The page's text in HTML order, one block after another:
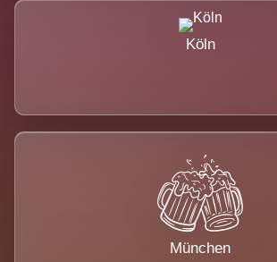
Köln
München